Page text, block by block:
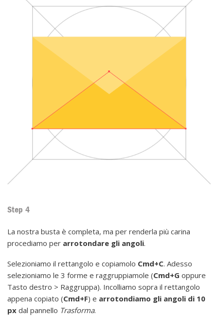
Step 4
La nostra busta è completa, ma per renderla più carina
procediamo per arrotondare gli angoli.
Selezioniamo il rettangolo e copiamolo Cmd+C. Adesso
selezioniamo le 3 forme e raggruppiamole (Cmd+G oppure
Tasto destro > Raggruppa). Incolliamo sopra il rettangolo
appena copiato (Cmd+F) e arrotondiamo gli angoli di 10
px dal pannello Trasforma.